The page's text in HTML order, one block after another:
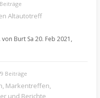
Altautotreff
von Burt Sa 20. Feb 2021,
Beiträge
Markentreffen,
und Berichte